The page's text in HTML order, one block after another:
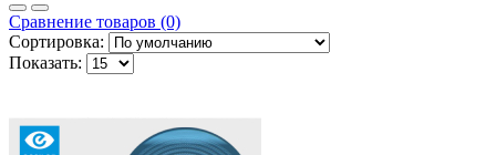
Сравнение товаров (0)
Сортировка:
Показать: